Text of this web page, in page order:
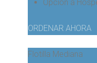
Opción a
ORDENAR AHORA
Flotilla Mediana